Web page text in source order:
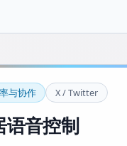
与协作 X / Twitter
语音控制